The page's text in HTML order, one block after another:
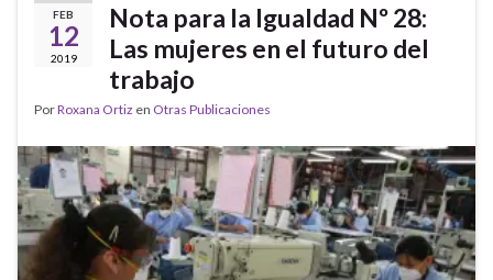
FEB
12
2019
Nota para la Igualdad Nº 28:
Las mujeres en el futuro del
trabajo
PorRoxana Ortiz en Otras Publicaciones